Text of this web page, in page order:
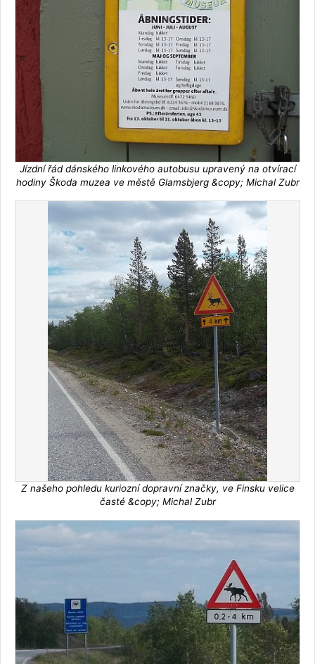
Jízdní řád dánského linkového autobusu upravený na otvírací
hodiny Škoda muzea ve městě Glamsbjerg &copy; Michal Zubr
Z našeho pohledu kuriozní dopravní značky, ve Finsku velice
časté &copy; Michal Zubr